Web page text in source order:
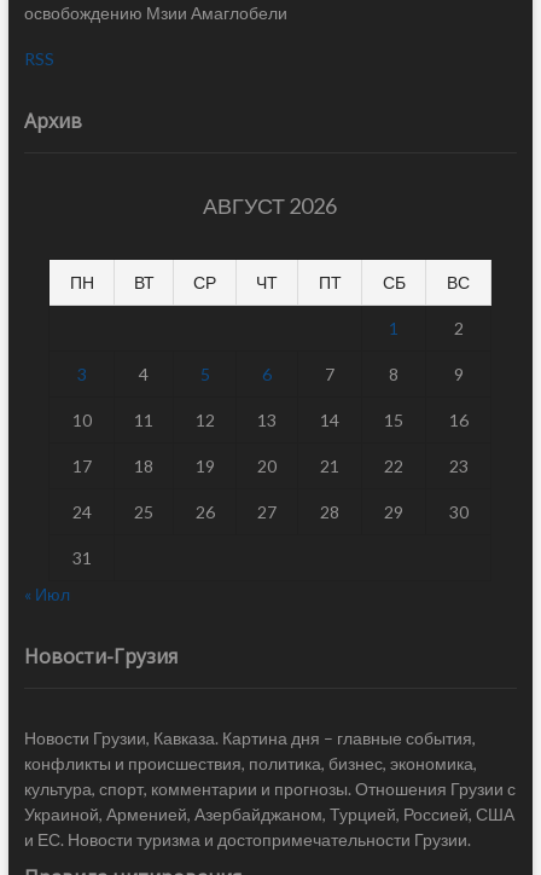
освобождению Мзии Амаглобели
RSS
Архив
АВГУСТ 2026
ПН ВТ СР ЧТ ПТ СБ ВС
1 2
3 4 5 6 7 8 9
10 11 12 13 14 15 16
17 18 19 20 21 22 23
24 25 26 27 28 29 30
31
« Июл
Новости-Грузия
Новости Грузии, Кавказа. Картина дня – главные события,
конфликты и происшествия, политика, бизнес, экономика,
культура, спорт, комментарии и прогнозы. Отношения Грузии с
Украиной, Арменией, Азербайджаном, Турцией, Россией, США
и ЕС. Новости туризма и достопримечательности Грузии.